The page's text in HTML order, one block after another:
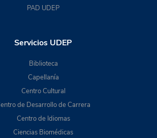
PAD UDEP
Servicios UDEP
Biblioteca
Capellanía
Centro Cultural
de Desarrollo de Carrera
Centro de Idiomas
Ciencias Biomédicas